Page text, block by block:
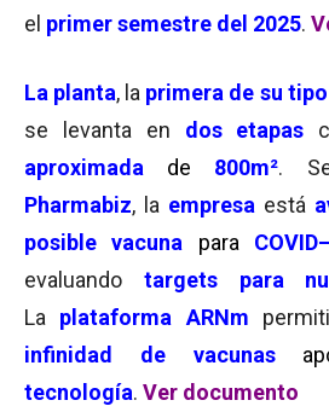
el primer semestre del 2025.
La planta, la primera de su tipo
se levanta en dos etapas
aproximada de 800m².
Pharmabiz, la empresa está
posible vacuna para
evaluando targets para
La plataforma ARNm
infinidad de vacunas
tecnología. Ver documento